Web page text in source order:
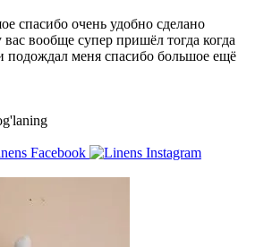
спасибо очень удобно сделано
вас вообще супер пришёл тогда когда
подождал меня спасибо большое ещё